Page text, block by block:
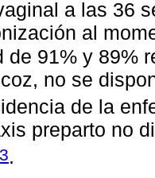
a las 36
al
de 91% y 89%
no se
de la
preparto no
.